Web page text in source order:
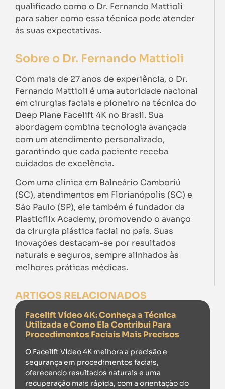
qualificado como o Dr. Fernando Mattioli
para saber como essa técnica pode atender
às suas expectativas.
Sobre o Dr. Fernando Mattioli
Com mais de 27 anos de experiência, o Dr.
Fernando Mattioli é uma autoridade nacional
em cirurgias faciais e pioneiro na técnica do
Deep Plane Facelift 4K no Brasil. Sua
abordagem combina tecnologia avançada
com um atendimento personalizado,
garantindo que cada paciente receba
cuidados de excelência.
Com uma clínica em Balneário Camboriú
(SC), atendimentos em Florianópolis (SC) e
São Paulo (SP), ele também é fundador da
Plasticflix Academy, promovendo o avanço
da cirurgia plástica facial no país. Suas
inovações destacam-se por resultados
naturais e seguros, sempre alinhados às
melhores práticas médicas.
ARTIGOS RELACIONADOS
Facelift Vídeo 4K: Conheça a Técnica
Utilizada e Como Ela Contribui Para
Procedimentos Faciais Mais Precisos
O Facelift Vídeo 4K melhora a precisão e
segurança em procedimentos faciais,
oferecendo resultados naturais e uma
recuperação mais rápida, com a orientação do